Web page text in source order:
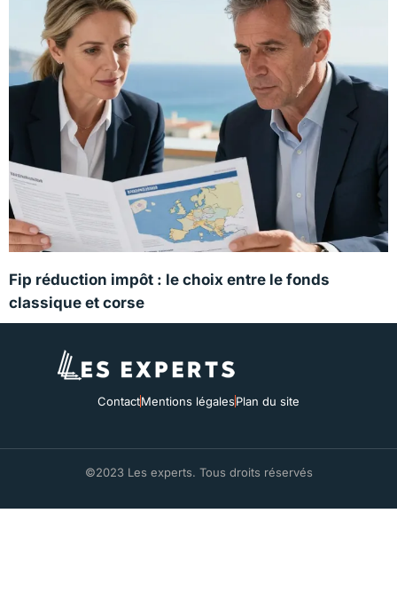
Fip réduction impôt : le choix entre le fonds
classique et corse
ContactMentions légalesPlan du site
©2023 Les experts. Tous droits réservés